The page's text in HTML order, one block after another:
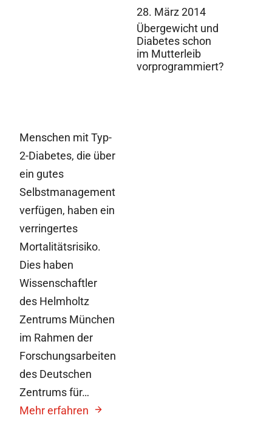
28. März 2014
Übergewicht und
Diabetes schon
im Mutterleib
vorprogrammiert?
Menschen mit Typ-
2-Diabetes, die über
ein gutes
Selbstmanagement
verfügen, haben ein
verringertes
Mortalitätsrisiko.
Dies haben
Wissenschaftler
des Helmholtz
Zentrums München
im Rahmen der
Forschungsarbeiten
des Deutschen
Zentrums für…
Mehr erfahren